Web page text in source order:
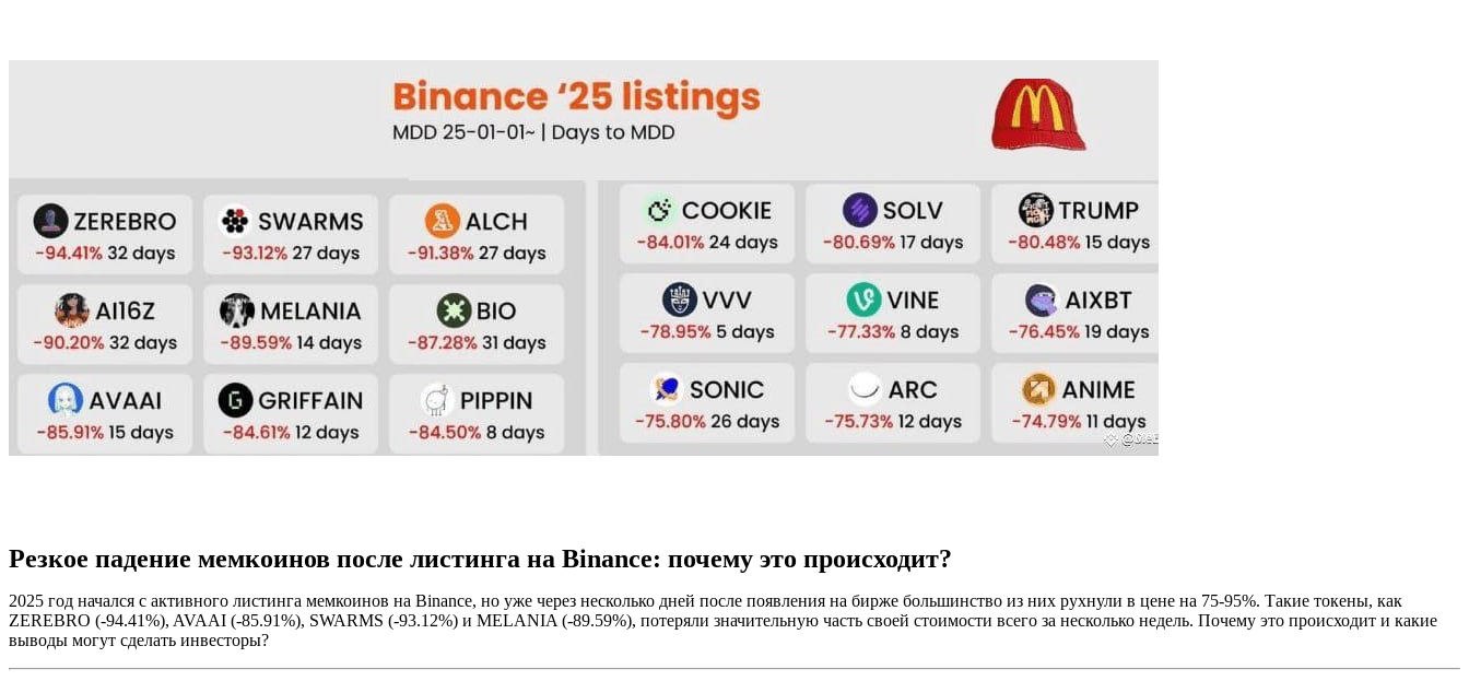
Резкое падение мемкоинов после листинга на Binance: почему это происходит?
2025 год начался с активного листинга мемкоинов на Binance, но уже через несколько дней после появления на бирже большинство из них рухнули в цене на 75-95%. Такие токены, как
ZEREBRO (-94.41%), AVAAI (-85.91%), SWARMS (-93.12%) и MELANIA (-89.59%), потеряли значительную часть своей стоимости всего за несколько недель. Почему это происходит и какие
выводы могут сделать инвесторы?